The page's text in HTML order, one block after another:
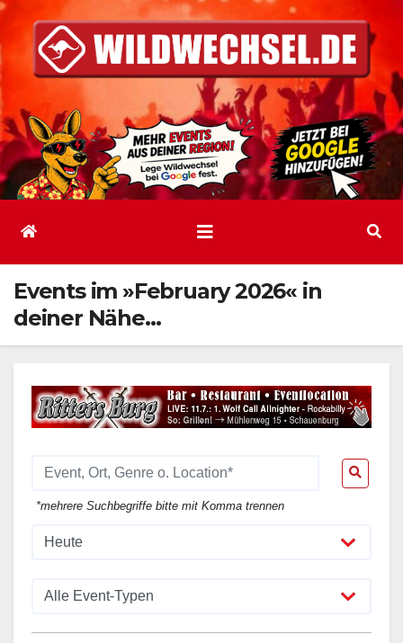
Inhalt
springen
Events im »February 2026« in
deiner Nähe…
*mehrere Suchbegriffe bitte mit Komma trennen